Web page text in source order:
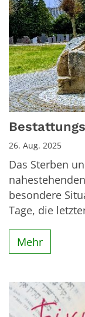
26. Aug. 2025
Das Sterben
besondere
Tage, die
Mehr